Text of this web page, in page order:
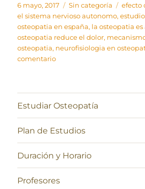
Publicado
el
6 mayo, 2017 Categorías
Sin categoría
efecto
el sistema nervioso autonomo,
osteopatia en españa, la osteopatia
osteopatia reduce el dolor,
osteopatia, neurofisiologia en
comentarioen
de
hipocondrio
Estudiar Osteopatía
Plan de Estudios
Duración y Horario
Profesores